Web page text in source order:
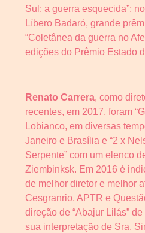
Sul: a guerra esquecida”;
Líbero Badaró, grande
“Coletânea da guerra no
edições do Prêmio Estado
Renato Carrera, como
recentes, em 2017, foram
Lobianco, em diversas
Janeiro e Brasília e “2 x
Serpente” com um elenco
Ziembinksk. Em 2016 é
de melhor diretor e melhor
Cesgranrio, APTR e
direção de “Abajur Lilás”
sua interpretação de Sra.